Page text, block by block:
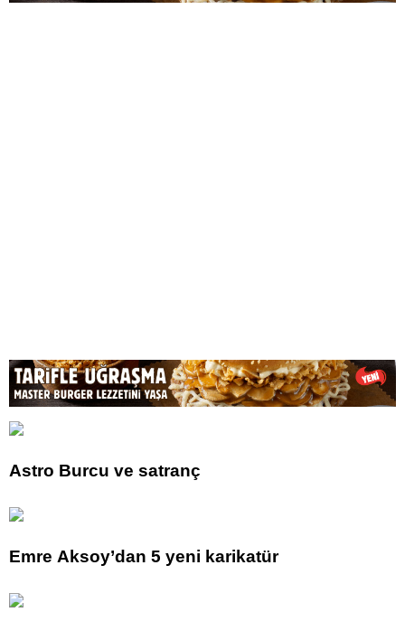
Astro Burcu ve satranç
Emre Aksoy’dan 5 yeni karikatür